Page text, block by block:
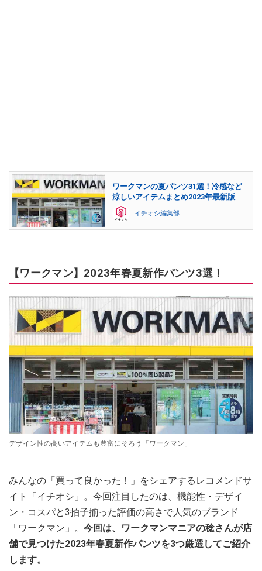
ワークマンの夏パンツ31選！冷感など
涼しいアイテムまとめ2023年最新版
イチオシ編集部
【ワークマン】2023年春夏新作パンツ3選！
デザイン性の高いアイテムも豊富にそろう「ワークマン」
みんなの「買って良かった！」をシェアするレコメンドサ
イト「イチオシ」。今回注目したのは、機能性・デザイ
ン・コスパと3拍子揃った評価の高さで人気のブランド
「ワークマン」。 今回は、ワークマンマニアの稔さんが店
舗で見つけた2023年春夏新作パンツを3つ厳選してご紹介
します。